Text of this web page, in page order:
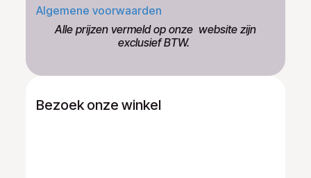
Algemene voorwaarden
​Alle prijzen vermeld op onze ​website zijn
exclusief BTW.
Bezoek onze winkel